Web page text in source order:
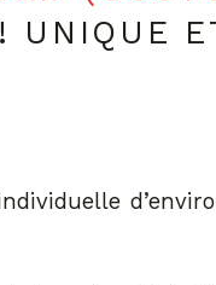
UNIQUE